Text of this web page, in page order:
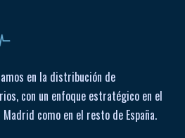
en la distribución de
con un enfoque estratégico en el
como en el resto de España.